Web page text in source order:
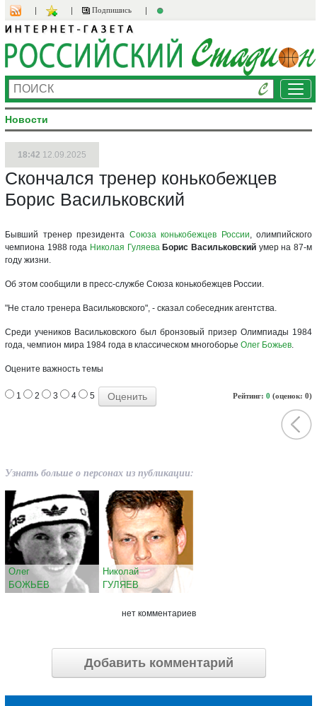
Подпишись
Новости
18:42 12.09.2025
Скончался тренер конькобежцев
Борис Васильковский
Бывший тренер президента Союза конькобежцев России, олимпийского
чемпиона 1988 года Николая Гуляева Борис Васильковский умер на 87-м
году жизни.
Об этом сообщили в пресс-службе Союза конькобежцев России.
"Не стало тренера Васильковского", - сказал собеседник агентства.
Среди учеников Васильковского был бронзовый призер Олимпиады 1984
года, чемпион мира 1984 года в классическом многоборье Олег Божьев.
Оцените важность темы
Рейтинг: 0 (оценок: 0)
1 2 3 4 5
Узнать больше о персонах из публикации:
Олег
БОЖЬЕВ
Николай
ГУЛЯЕВ
нет комментариев
Добавить комментарий